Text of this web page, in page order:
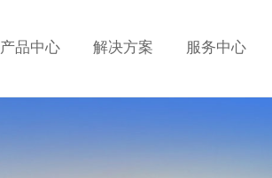
产品中心 解决方案 服务中心